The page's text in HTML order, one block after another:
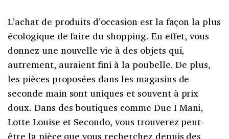
L’achat de produits d’occasion est la façon la plus
écologique de faire du shopping. En effet, vous
donnez une nouvelle vie à des objets qui,
autrement, auraient fini à la poubelle. De plus,
les pièces proposées dans les magasins de
seconde main sont uniques et souvent à prix
doux. Dans des boutiques comme Due I Mani,
Lotte Louise et Secondo, vous trouverez peut-
être la pièce que vous recherchez depuis des